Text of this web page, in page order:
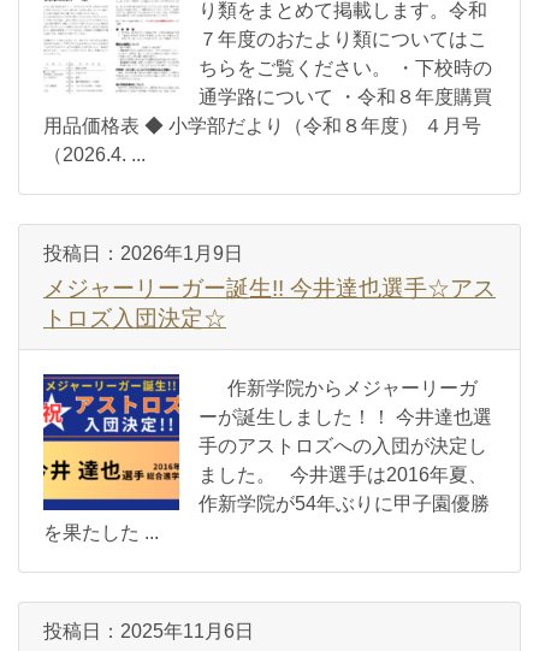
り類をまとめて掲載します。令和
７年度のおたより類についてはこ
ちらをご覧ください。 ・下校時の
通学路について ・令和８年度購買
用品価格表 ◆ 小学部だより（令和８年度） ４月号
（2026.4. ...
投稿日： 2026年1月9日
メジャーリーガー誕生!! 今井達也選手☆アス
トロズ入団決定☆
作新学院からメジャーリーガ
ーが誕生しました！！ 今井達也選
手のアストロズへの入団が決定し
ました。 今井選手は2016年夏、
作新学院が54年ぶりに甲子園優勝
を果たした ...
投稿日： 2025年11月6日